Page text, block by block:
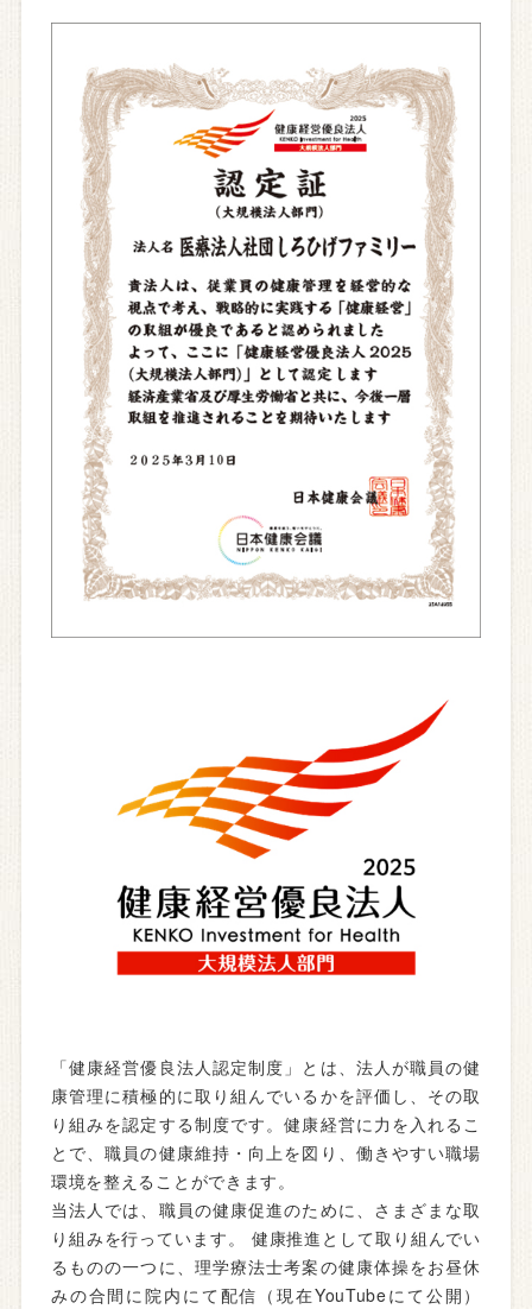
「健康経営優良法人認定制度」とは、法人が職員の健
康管理に積極的に取り組んでいるかを評価し、その取
り組みを認定する制度です。健康経営に力を入れるこ
とで、職員の健康維持・向上を図り、働きやすい職場
環境を整えることができます。
当法人では、職員の健康促進のために、さまざまな取
り組みを行っています。 健康推進として取り組んでい
るものの一つに、理学療法士考案の健康体操をお昼休
みの合間に院内にて配信（現在YouTubeにて公開）